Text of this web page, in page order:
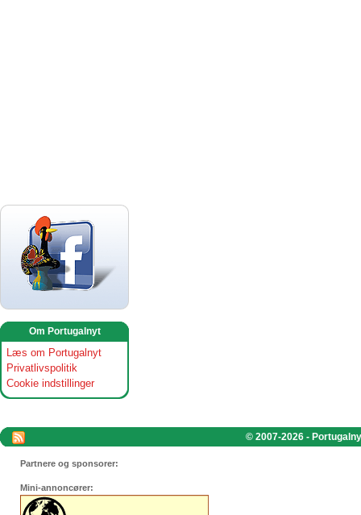
Om Portugalnyt
Læs om Portugalnyt
Privatlivspolitik
Cookie indstillinger
© 2007-2026 -
Partnere og sponsorer:
Mini-annoncører: